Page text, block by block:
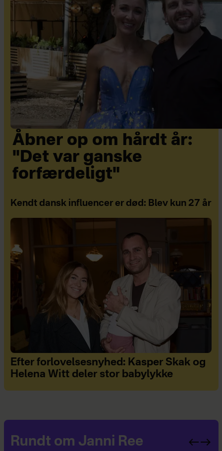
Åbner op om hårdt år:
"Det var ganske
forfærdeligt"
Kendt dansk influencer er død: Blev kun 27 år
Efter forlovelsesnyhed: Kasper Skak og
Helena Witt deler stor babylykke
Rundt om Janni Ree